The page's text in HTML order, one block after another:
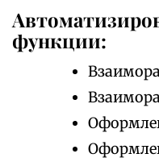
функции: